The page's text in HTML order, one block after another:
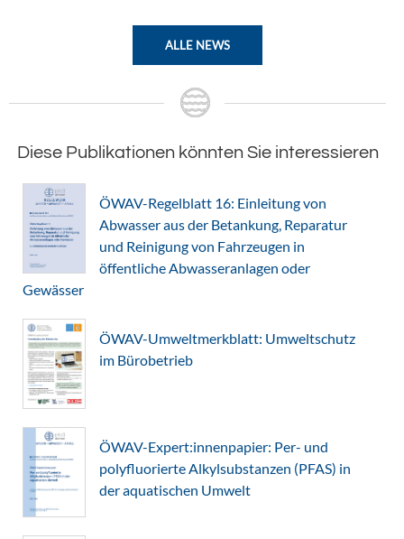
ALLE NEWS
Diese Publikationen könnten Sie interessieren
ÖWAV-Regelblatt 16: Einleitung von
Abwasser aus der Betankung, Reparatur
und Reinigung von Fahrzeugen in
öffentliche Abwasseranlagen oder
Gewässer
ÖWAV-Umweltmerkblatt: Umweltschutz
im Bürobetrieb
ÖWAV-Expert:innenpapier: Per- und
polyfluorierte Alkylsubstanzen (PFAS) in
der aquatischen Umwelt